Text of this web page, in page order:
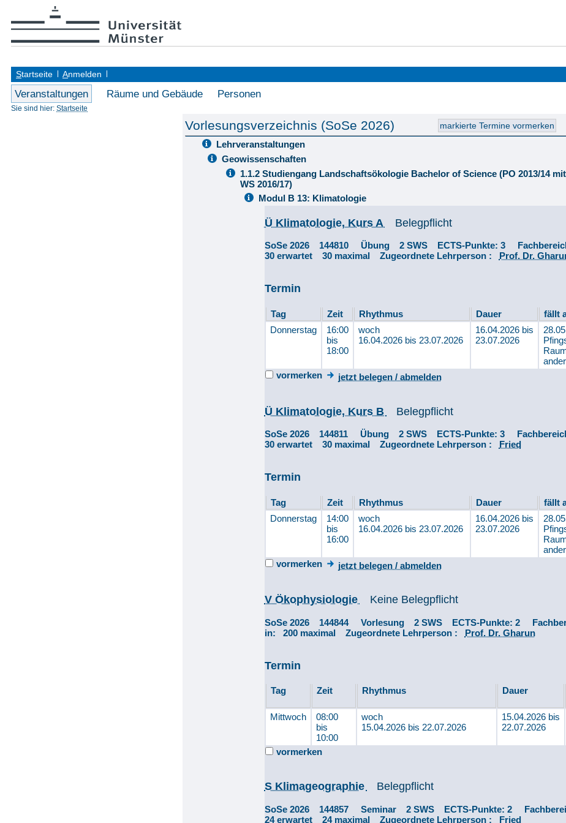
Startseite Anmelden
Veranstaltungen Räume und Gebäude Personen
Sie sind hier: Startseite
Vorlesungsverzeichnis (SoSe 2026)
Lehrveranstaltungen
Geowissenschaften
1.1.2 Studiengang Landschaftsökologie Bachelor of Science (PO 2013/14
WS 2016/17)
Modul B 13: Klimatologie
Ü Klimatologie, Kurs A Belegpflicht
SoSe 2026 144810 Übung 2 SWS ECTS-Punkte: 3
30 erwartet 30 maximal Zugeordnete Lehrperson : Prof. Dr.
Termin
Tag Zeit Rhythmus Dauer fällt
Donnerstag
16:00
bis
18:00
woch
16.04.2026 bis 23.07.2026
16.04.2026 bis
23.07.2026
vormerken
jetzt belegen / abmelden
Ü Klimatologie, Kurs B Belegpflicht
SoSe 2026 144811 Übung 2 SWS ECTS-Punkte: 3
30 erwartet 30 maximal Zugeordnete Lehrperson : Fried
Termin
Tag Zeit Rhythmus Dauer fällt
Donnerstag
14:00
bis
16:00
woch
16.04.2026 bis 23.07.2026
16.04.2026 bis
23.07.2026
vormerken
jetzt belegen / abmelden
V Ökophysiologie Keine Belegpflicht
SoSe 2026 144844 Vorlesung 2 SWS ECTS-Punkte: 2
in: 200 maximal Zugeordnete Lehrperson : Prof. Dr. Gharun
Termin
Tag Zeit Rhythmus Dauer
Mittwoch
08:00
bis
10:00
woch
15.04.2026 bis 22.07.2026
15.04.2026 bis
22.07.2026
vormerken
S Klimageographie Belegpflicht
SoSe 2026 144857 Seminar 2 SWS ECTS-Punkte: 2
24 erwartet 24 maximal Zugeordnete Lehrperson : Fried